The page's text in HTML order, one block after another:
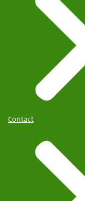
Contact